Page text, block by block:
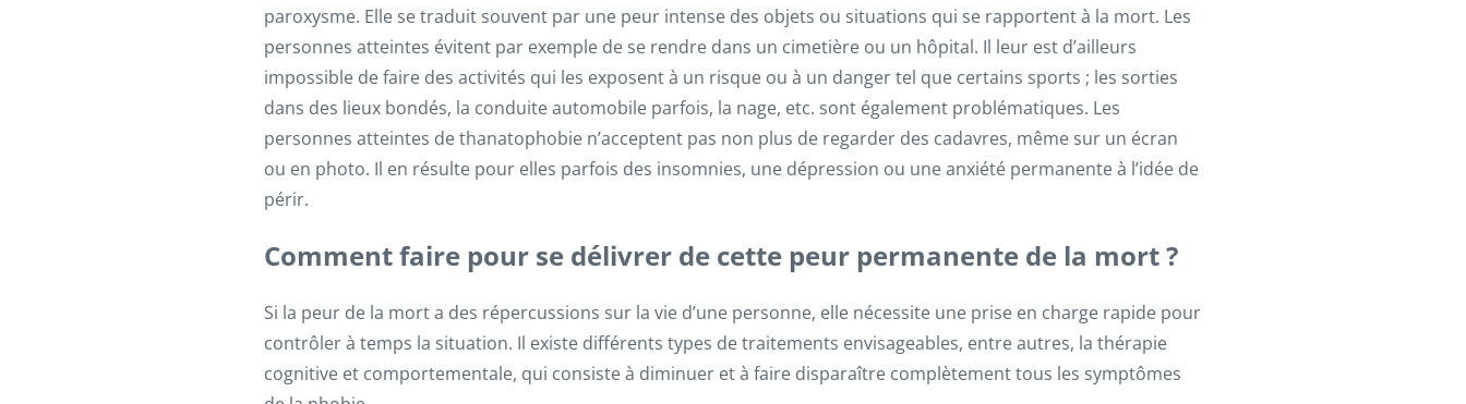
paroxysme. Elle se traduit souvent par une peur intense des objets ou situations qui se rapportent à la mort. Les
personnes atteintes évitent par exemple de se rendre dans un cimetière ou un hôpital. Il leur est d’ailleurs
impossible de faire des activités qui les exposent à un risque ou à un danger tel que certains sports ; les sorties
dans des lieux bondés, la conduite automobile parfois, la nage, etc. sont également problématiques. Les
personnes atteintes de thanatophobie n’acceptent pas non plus de regarder des cadavres, même sur un écran
ou en photo. Il en résulte pour elles parfois des insomnies, une dépression ou une anxiété permanente à l’idée de
périr.
Comment faire pour se délivrer de cette peur permanente de la mort ?
Si la peur de la mort a des répercussions sur la vie d’une personne, elle nécessite une prise en charge rapide pour
contrôler à temps la situation. Il existe différents types de traitements envisageables, entre autres, la thérapie
cognitive et comportementale, qui consiste à diminuer et à faire disparaître complètement tous les symptômes